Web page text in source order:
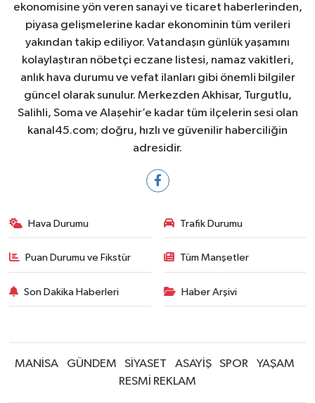
ekonomisine yön veren sanayi ve ticaret haberlerinden,
piyasa gelişmelerine kadar ekonominin tüm verileri
yakından takip ediliyor. Vatandaşın günlük yaşamını
kolaylaştıran nöbetçi eczane listesi, namaz vakitleri,
anlık hava durumu ve vefat ilanları gibi önemli bilgiler
güncel olarak sunulur. Merkezden Akhisar, Turgutlu,
Salihli, Soma ve Alaşehir’e kadar tüm ilçelerin sesi olan
kanal45.com; doğru, hızlı ve güvenilir haberciliğin
adresidir.
Hava Durumu Trafik Durumu
Puan Durumu ve Fikstür Tüm Manşetler
Son Dakika Haberleri Haber Arşivi
MANİSA GÜNDEM SİYASET ASAYİŞ SPOR
YAŞAM
RESMİ REKLAM